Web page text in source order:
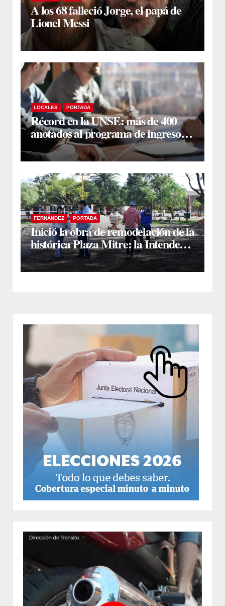
A los 68 falleció Jorge, el papá de
Lionel Messi
LOCALES PORTADA
Récord en la UNSE: más de 400
anotados al programa de ingreso
sin secundario
FERNÁNDEZ PORTADA
Inició la obra de remodelación de la
histórica Plaza Mitre: la Intendente
Yanina Iturre supervisó los
primeros trabajos